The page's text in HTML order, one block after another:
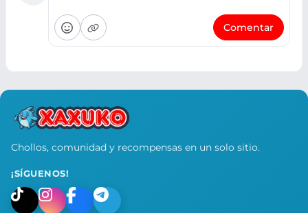
Comentar
Chollos, comunidad y recompensas en un solo sitio.
¡SÍGUENOS!